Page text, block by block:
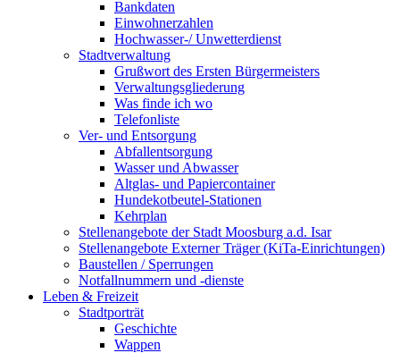
Bankdaten
Einwohnerzahlen
Hochwasser-/ Unwetterdienst
Stadtverwaltung
Grußwort des Ersten Bürgermeisters
Verwaltungsgliederung
Was finde ich wo
Telefonliste
Ver- und Entsorgung
Abfallentsorgung
Wasser und Abwasser
Altglas- und Papiercontainer
Hundekotbeutel-Stationen
Kehrplan
Stellenangebote der Stadt Moosburg a.d. Isar
Stellenangebote Externer Träger (KiTa-Einrichtungen)
Baustellen / Sperrungen
Notfallnummern und -dienste
Leben & Freizeit
Stadtporträt
Geschichte
Wappen